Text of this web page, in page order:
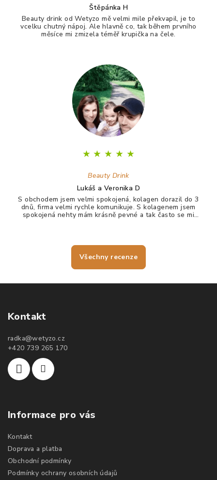
Štěpánka H
Beauty drink od Wetyzo mě velmi mile překvapil, je to
vcelku chutný nápoj. Ale hlavně co, tak během prvního
měsíce mi zmizela téměř krupička na čele.
★ ★ ★ ★ ★
Beauty Drink
Lukáš a Veronika D
S obchodem jsem velmi spokojená, kolagen dorazil do 3
dnů, firma velmi rychle komunikuje. S kolagenem jsem
spokojená nehty mám krásně pevné a tak často se mi
Všechny recenze
Kontakt
radka@wetyzo.cz
+420 739 265 170
Informace pro vás
Kontakt
Doprava a platba
Obchodní podmínky
Podmínky ochrany osobních údajů